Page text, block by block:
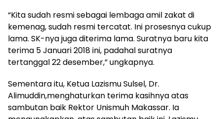
“Kita sudah resmi sebagai lembaga amil zakat di
kemenag, sudah resmi tercatat. Ini prosesnya cukup
lama. SK-nya juga diterima lama. Suratnya baru kita
terima 5 Januari 2018 ini, padahal suratnya
tertanggal 22 desember,” ungkapnya.
Sementara itu, Ketua Lazismu Sulsel, Dr.
Alimuddin,menghaturkan terima kasihnya atas
sambutan baik Rektor Unismuh Makassar. Ia